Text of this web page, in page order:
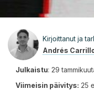
Kirjoittanut ja
Andrés
Julkaistu: 29
Viimeisin päivitys: 25